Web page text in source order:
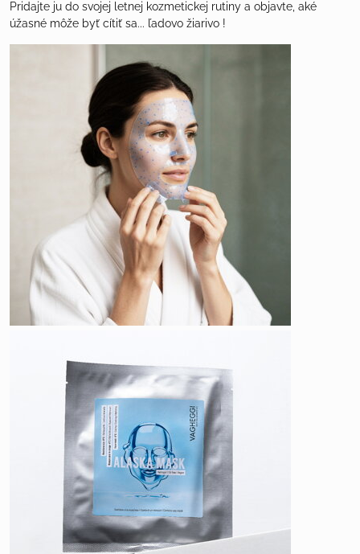
Pridajte ju do svojej letnej kozmetickej rutiny a objavte, aké
úžasné môže byť cítiť sa... ľadovo žiarivo !